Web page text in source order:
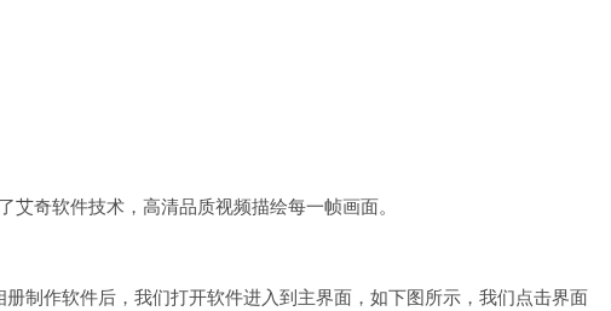
奇软件技术，高清品质视频描绘每一帧画面。
制作软件后，我们打开软件进入到主界面，如下图所示，我们点击界面